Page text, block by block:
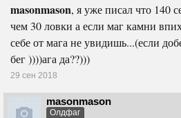
masonmason, я уже писал что 140
чем 30 ловки а если маг камни
себе от мага не увидишь...(если
бег ))))ага да??)))
29 сен 2018
masonmason
Олдфаг